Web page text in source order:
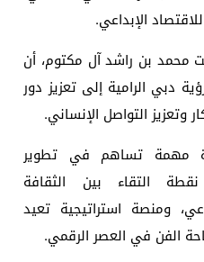
الإبداعي.
محمد بن راشد آل مكتوم، أن
دبي الرامية إلى تعزيز دور
وتعزيز التواصل الإنساني.
مهمة تساهم في تطوير
التقاء بين الثقافة
ومنصة استراتيجية تعيد
الفن في العصر الرقمي.